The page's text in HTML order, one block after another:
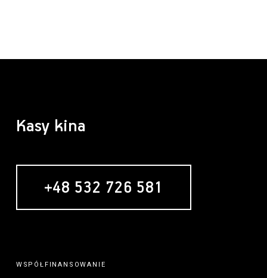
Kasy kina
+48 532 726 581
WSPÓŁFINANSOWANIE